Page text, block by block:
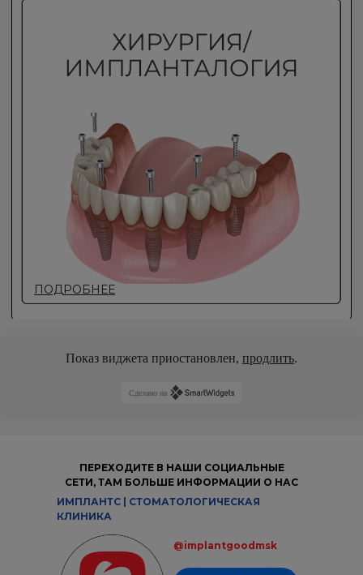
Показ виджета приостановлен, продлить.
Сделано на
ПЕРЕХОДИТЕ В НАШИ СОЦИАЛЬНЫЕ
СЕТИ, ТАМ БОЛЬШЕ ИНФОРМАЦИИ О НАС
ИМПЛАНТС | СТОМАТОЛОГИЧЕСКАЯ
КЛИНИКА
@implantgoodmsk